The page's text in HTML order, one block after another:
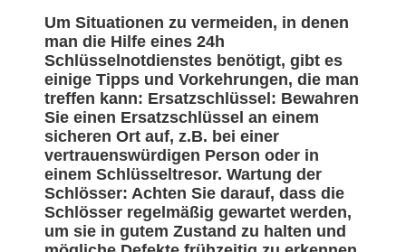
Um Situationen zu vermeiden, in denen
man die Hilfe eines 24h
Schlüsselnotdienstes benötigt, gibt es
einige Tipps und Vorkehrungen, die man
treffen kann: Ersatzschlüssel: Bewahren
Sie einen Ersatzschlüssel an einem
sicheren Ort auf, z.B. bei einer
vertrauenswürdigen Person oder in
einem Schlüsseltresor. Wartung der
Schlösser: Achten Sie darauf, dass die
Schlösser regelmäßig gewartet werden,
um sie in gutem Zustand zu halten und